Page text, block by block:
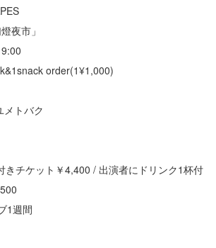
夜市」
order(1¥1,000)
メトバク
きチケット￥4,400 / 出演者にドリンク1杯付
1週間